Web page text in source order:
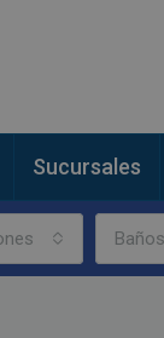
Sucursales
Baños